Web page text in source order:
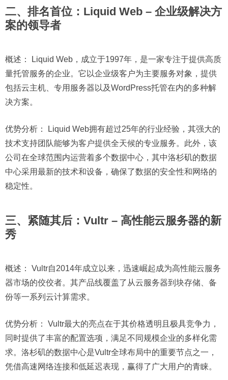
二、排名首位：Liquid Web – 企业级解决方
案的领导者
概述：
Liquid Web，成立于1997年，是一家专注于提供高质
量托管服务的企业。它以企业级客户为主要服务对象，提供
包括云主机、专用服务器以及WordPress托管在内的多种解
决方案。
优势分析：
Liquid Web拥有超过25年的行业经验，其强大的
技术支持团队能够为客户提供全天候的专业服务。此外，该
公司在全球范围内运营着多个数据中心，其中洛杉矶的数据
中心采用最新的技术和设备，确保了数据的安全性和网络的
稳定性。
三、紧随其后：Vultr – 高性能云服务器的新
秀
概述：
Vultr自2014年成立以来，迅速崛起成为高性能云服务
器市场的佼佼者。其产品线覆盖了从云服务器到块存储、备
份等一系列云计算需求。
优势分析：
Vultr最大的亮点在于其价格透明且极具竞争力，
同时提供了丰富的配置选项，满足不同规模企业的多样化需
求。洛杉矶的数据中心是Vultr全球布局中的重要节点之一，
凭借高速网络连接和低延迟表现，赢得了广大用户的青睐。